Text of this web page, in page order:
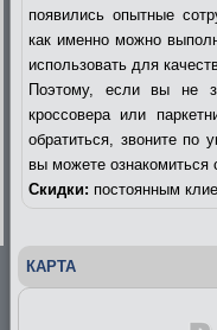
появились опытные
как именно можно
использовать для
Поэтому, если вы не
кроссовера или
обратиться, звоните по
вы можете ознакомиться
Скидки: постоянным
КАРТА